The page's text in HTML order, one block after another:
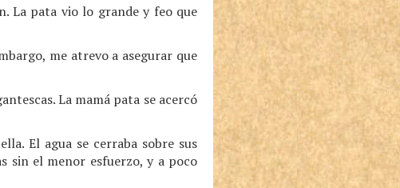
La pata vio lo grande y feo que
me atrevo a asegurar que
La mamá pata se acercó
El agua se cerraba sobre sus
sin el menor esfuerzo, y a poco